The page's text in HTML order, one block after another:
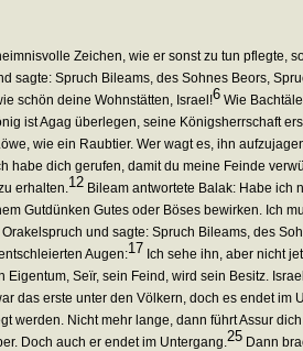
Zeichen, wie er sonst zu tun pflegte,
sagte: Spruch Bileams, des Sohnes Beors,
schön deine Wohnstätten, Israel!6 Wie
ist Agag überlegen, seine Königsherrschaft
wie ein Raubtier. Wer wagt es, ihn
dich gerufen, damit du meine Feinde
erhalten. 12 Bileam antwortete Balak: Habe ich
Gutdünken Gutes oder Böses bewirken. Ich
und sagte: Spruch Bileams, des
Augen:17 Ich sehe ihn, aber nicht
Eigentum, Seïr, sein Feind, wird sein Besitz.
das erste unter den Völkern, doch es endet im
werden. Nicht mehr lange, dann führt Assur dich
Doch auch er endet im Untergang. 25 Dann